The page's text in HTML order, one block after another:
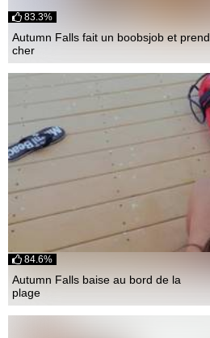
Autumn Falls fait un boobsjob et prend
cher
83.3%
Autumn Falls baise au bord de la
plage
84.6%